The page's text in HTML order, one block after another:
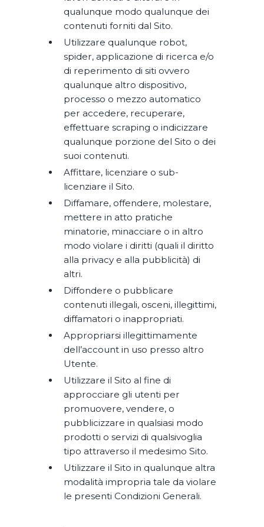
qualunque modo qualunque dei
contenuti forniti dal Sito.
Utilizzare qualunque robot,
spider, applicazione di ricerca e/o
di reperimento di siti ovvero
qualunque altro dispositivo,
processo o mezzo automatico
per accedere, recuperare,
effettuare scraping o indicizzare
qualunque porzione del Sito o dei
suoi contenuti.
Affittare, licenziare o sub-
licenziare il Sito.
Diffamare, offendere, molestare,
mettere in atto pratiche
minatorie, minacciare o in altro
modo violare i diritti (quali il diritto
alla privacy e alla pubblicità) di
altri.
Diffondere o pubblicare
contenuti illegali, osceni, illegittimi,
diffamatori o inappropriati.
Appropriarsi illegittimamente
dell’account in uso presso altro
Utente.
Utilizzare il Sito al fine di
approcciare gli utenti per
promuovere, vendere, o
pubblicizzare in qualsiasi modo
prodotti o servizi di qualsivoglia
tipo attraverso il medesimo Sito.
Utilizzare il Sito in qualunque altra
modalità impropria tale da violare
le presenti Condizioni Generali.